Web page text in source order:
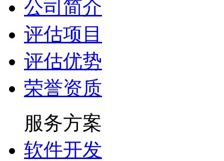
公司简介
评估项目
评估优势
荣誉资质
服务方案
软件开发